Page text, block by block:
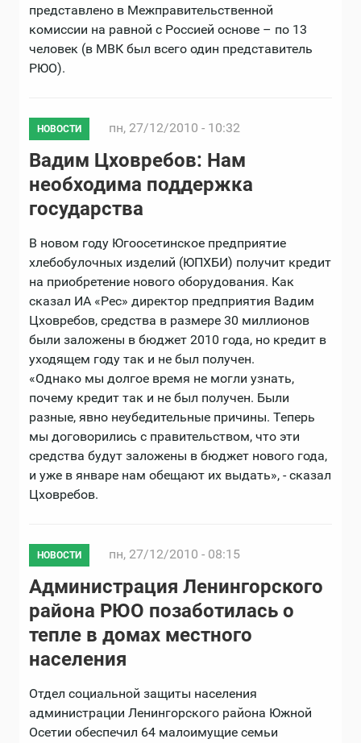
представлено в Межправительственной
комиссии на равной с Россией основе – по 13
человек (в МВК был всего один представитель
РЮО).
НОВОСТИ пн, 27/12/2010 - 10:32
Вадим Цховребов: Нам
необходима поддержка
государства
В новом году Югоосетинское предприятие
хлебобулочных изделий (ЮПХБИ) получит кредит
на приобретение нового оборудования. Как
сказал ИА «Рес» директор предприятия Вадим
Цховребов, средства в размере 30 миллионов
были заложены в бюджет 2010 года, но кредит в
уходящем году так и не был получен.
«Однако мы долгое время не могли узнать,
почему кредит так и не был получен. Были
разные, явно неубедительные причины. Теперь
мы договорились с правительством, что эти
средства будут заложены в бюджет нового года,
и уже в январе нам обещают их выдать», - сказал
Цховребов.
НОВОСТИ пн, 27/12/2010 - 08:15
Администрация Ленингорского
района РЮО позаботилась о
тепле в домах местного
населения
Отдел социальной защиты населения
администрации Ленингорского района Южной
Осетии обеспечил 64 малоимущие семьи